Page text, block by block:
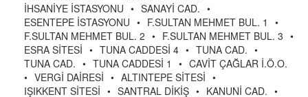
İHSANİYE İSTASYONU • SANAYİ CAD. •
ESENTEPE İSTASYONU • F.SULTAN MEHMET BUL. 1
•
F.SULTAN MEHMET BUL. 2 • F.SULTAN MEHMET BUL. 3 •
ESRA SİTESİ • TUNA CADDESİ 4 • TUNA CAD. •
TUNA CAD. • TUNA CADDESİ 1 • CAVİT ÇAĞLAR İ.Ö.O.
• VERGİ DAİRESİ • ALTINTEPE SİTESİ •
IŞIKKENT SİTESİ • SANTRAL DİKİŞ • KANUNİ CAD. •